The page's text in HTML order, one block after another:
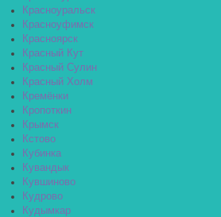
Красноуральск
Красноуфимск
Красноярск
Красный Кут
Красный Сулин
Красный Холм
Кремёнки
Кропоткин
Крымск
Кстово
Кубинка
Кувандык
Кувшиново
Кудрово
Кудымкар